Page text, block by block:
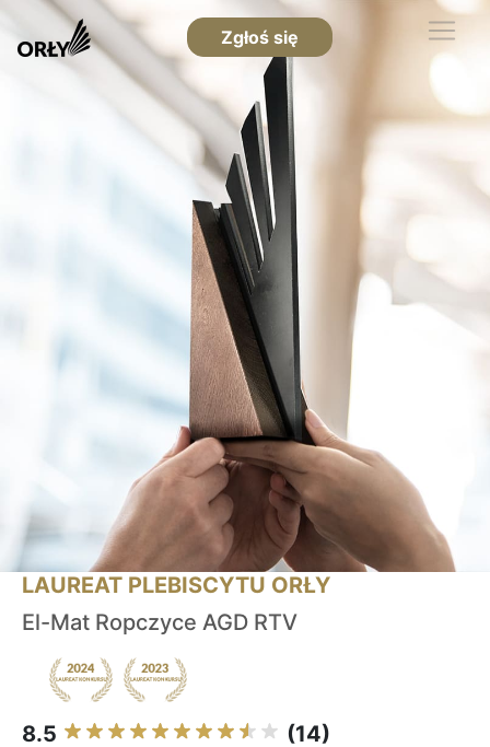
Zgłoś się
LAUREAT PLEBISCYTU ORŁY
El-Mat Ropczyce AGD RTV
8.5 (14)